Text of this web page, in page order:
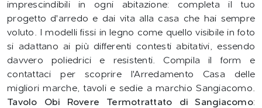
imprescindibili in ogni abitazione: completa il tuo
progetto d'arredo e dai vita alla casa che hai sempre
voluto. I modelli fissi in legno come quello visibile in foto
si adattano ai più differenti contesti abitativi, essendo
davvero poliedrici e resistenti. Compila il form e
contattaci per scoprire l'Arredamento Casa delle
migliori marche, tavoli e sedie a marchio Sangiacomo.
Tavolo Obi Rovere Termotrattato di Sangiacomo: